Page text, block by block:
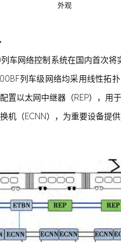
外观
车网络控制系统在国内首次
列车级网络均采用线性拓
置以太网中继器（REP），用
机（ECNN），为重要设备提